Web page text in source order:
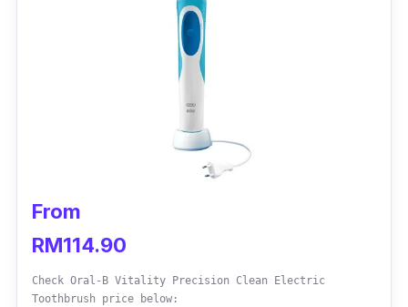
From
RM114.90
Check Oral-B Vitality Precision Clean Electric
Toothbrush price below: